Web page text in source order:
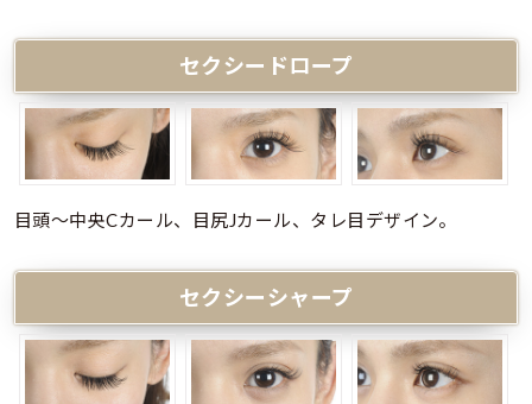
セクシードロープ
目頭～中央Cカール、目尻Jカール、タレ目デザイン。
セクシーシャープ